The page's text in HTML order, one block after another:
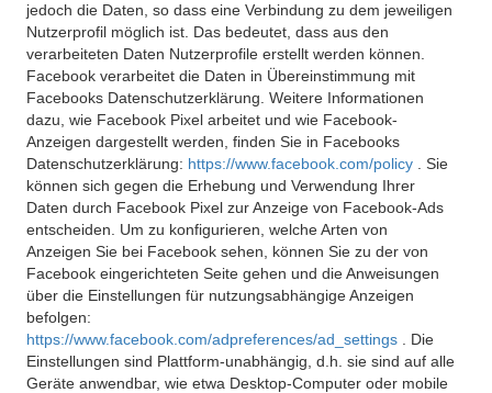
jedoch die Daten, so dass eine Verbindung zu dem jeweiligen
Nutzerprofil möglich ist. Das bedeutet, dass aus den
verarbeiteten Daten Nutzerprofile erstellt werden können.
Facebook verarbeitet die Daten in Übereinstimmung mit
Facebooks Datenschutzerklärung. Weitere Informationen
dazu, wie Facebook Pixel arbeitet und wie Facebook-
Anzeigen dargestellt werden, finden Sie in Facebooks
Datenschutzerklärung: https://www.facebook.com/policy
. Sie
können sich gegen die Erhebung und Verwendung Ihrer
Daten durch Facebook Pixel zur Anzeige von Facebook-Ads
entscheiden. Um zu konfigurieren, welche Arten von
Anzeigen Sie bei Facebook sehen, können Sie zu der von
Facebook eingerichteten Seite gehen und die Anweisungen
über die Einstellungen für nutzungsabhängige Anzeigen
befolgen:
https://www.facebook.com/adpreferences/ad_settings
. Die
Einstellungen sind Plattform-unabhängig, d.h. sie sind auf alle
Geräte anwendbar, wie etwa Desktop-Computer oder mobile